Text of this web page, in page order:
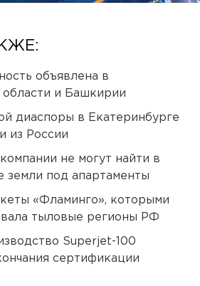
объявлена в
и Башкирии
диаспоры в Екатеринбурге
из России
не могут найти в
земли под апартаменты
«Фламинго», которыми
тыловые регионы РФ
Superjet-100
сертификации